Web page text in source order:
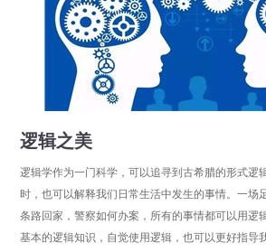
逻辑之美
逻辑学作为一门科学，可以追寻到古希腊的形式逻
时，也可以解释我们日常生活中发生的事情。一场
条路回家，警察如何办案，所有的事情都可以用逻
基本的逻辑知识，自觉使用逻辑，也可以更好指导